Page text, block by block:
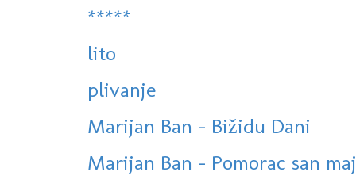
*****
lito
plivanje
Marijan Ban - Bižidu Dani
Marijan Ban - Pomorac san